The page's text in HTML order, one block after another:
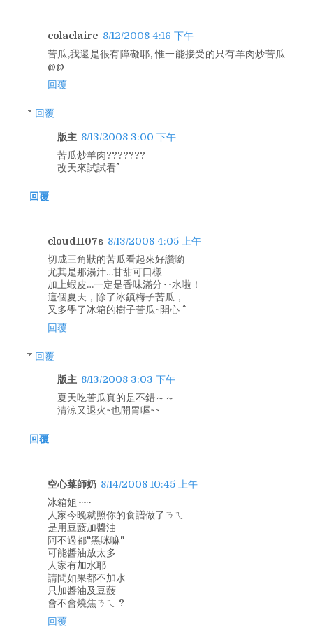
colaclaire 8/12/2008 4:16 下午
苦瓜,我還是很有障礙耶, 惟一能接受的只有羊肉炒苦瓜
@@
回覆
回覆
版主 8/13/2008 3:00 下午
苦瓜炒羊肉???????
改天來試試看^^
回覆
cloud1107s 8/13/2008 4:05 上午
切成三角狀的苦瓜看起來好讚喲
尤其是那湯汁…甘甜可口樣
加上蝦皮…一定是香味滿分~~水啦！
這個夏天，除了冰鎮梅子苦瓜，
又多學了冰箱的樹子苦瓜~開心 ^^
回覆
回覆
版主 8/13/2008 3:03 下午
夏天吃苦瓜真的是不錯～～
清涼又退火~也開胃喔~~
回覆
空心菜師奶 8/14/2008 10:45 上午
冰箱姐~~~
人家今晚就照你的食譜做了ㄋㄟ
是用豆薣加醬油
阿不過都"黑咪嘛"
可能醬油放太多
人家有加水耶
請問如果都不加水
只加醬油及豆薣
會不會燒焦ㄋㄟ ?
回覆